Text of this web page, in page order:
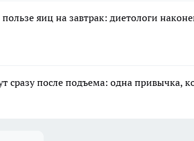
пользе яиц на завтрак: диетологи
сразу после подъема: одна привычка,